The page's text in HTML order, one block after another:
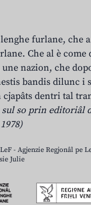
furlane, che
Che al è come
nazion, che
bandis dilunc i
dentri tal
so prin editoriâl
- Agjenzie Regjonâl pe
Julie